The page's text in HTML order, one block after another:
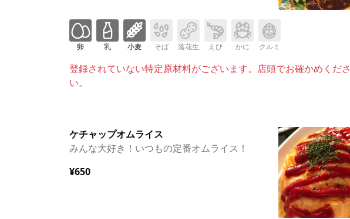
卵 乳 小麦 そば 落花生 えび かに クルミ
登録されていない特定原材料がございます。店頭でお確かめくださ
い。
ケチャップオムライス
みんな大好き！いつもの定番オムライス！
¥650